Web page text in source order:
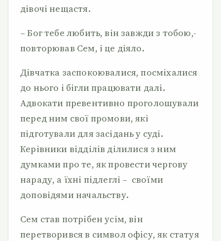
дівочі нещастя.
– Бог тебе любить, він завжди з тобою,-
повторював Сем, і це діяло.
Дівчатка заспокоювалися, посміхалися
до нього і бігли працювати далі.
Адвокати превентивно проголошували
перед ним свої промови, які
підготували для засідань у суді.
Керівники відділів ділилися з ним
думками про те, як провести чергову
нараду, а їхні підлеглі – своїми
доповідями начальству.
Сем став потрібен усім, він
перетворився в символ офісу, як статуя